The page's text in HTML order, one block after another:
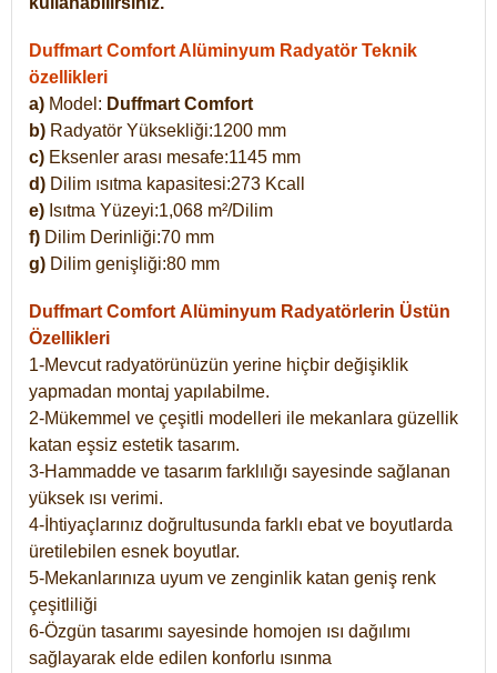
Duffmart Comfort Alüminyum Radyatör Teknik
özellikleri
a) Model: Duffmart Comfort
b) Radyatör Yüksekliği:1200 mm
c) Eksenler arası mesafe:1145 mm
d) Dilim ısıtma kapasitesi:273 Kcall
e) Isıtma Yüzeyi:1,068 m²/Dilim
f) Dilim Derinliği:70 mm
g) Dilim genişliği:80 mm
Duffmart Comfort Alüminyum Radyatörlerin Üstün
Özellikleri
1-Mevcut radyatörünüzün yerine hiçbir değişiklik
yapmadan montaj yapılabilme.
2-Mükemmel ve çeşitli modelleri ile mekanlara güzellik
katan eşsiz estetik tasarım.
3-Hammadde ve tasarım farklılığı sayesinde sağlanan
yüksek ısı verimi.
4-İhtiyaçlarınız doğrultusunda farklı ebat ve boyutlarda
üretilebilen esnek boyutlar.
5-Mekanlarınıza uyum ve zenginlik katan geniş renk
çeşitliliği
6-Özgün tasarımı sayesinde homojen ısı dağılımı
sağlayarak elde edilen konforlu ısınma